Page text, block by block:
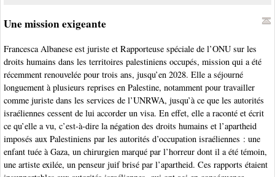
Une mission exigeante
Francesca Albanese est juriste et Rapporteuse spéciale de l’ONU sur les
droits humains dans les territoires palestiniens occupés, mission qui a été
récemment renouvelée pour trois ans, jusqu’en 2028. Elle a séjourné
longuement à plusieurs reprises en Palestine, notamment pour travailler
comme juriste dans les services de l’UNRWA, jusqu’à ce que les autorités
israéliennes cessent de lui accorder un visa. En effet, elle a raconté et écrit
ce qu’elle a vu, c’est-à-dire la négation des droits humains et l’apartheid
imposés aux Palestiniens par les autorités d’occupation israéliennes : une
enfant tuée à Gaza, un chirurgien marqué par l’horreur dont il a été témoin,
une artiste exilée, un penseur juif brisé par l’apartheid. Ces rapports étaient